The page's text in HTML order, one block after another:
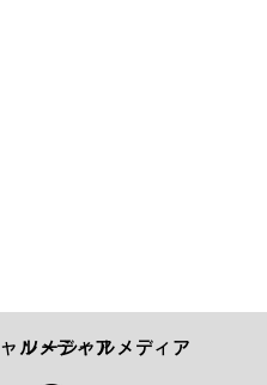
ルメディア
ソーシャルメディア